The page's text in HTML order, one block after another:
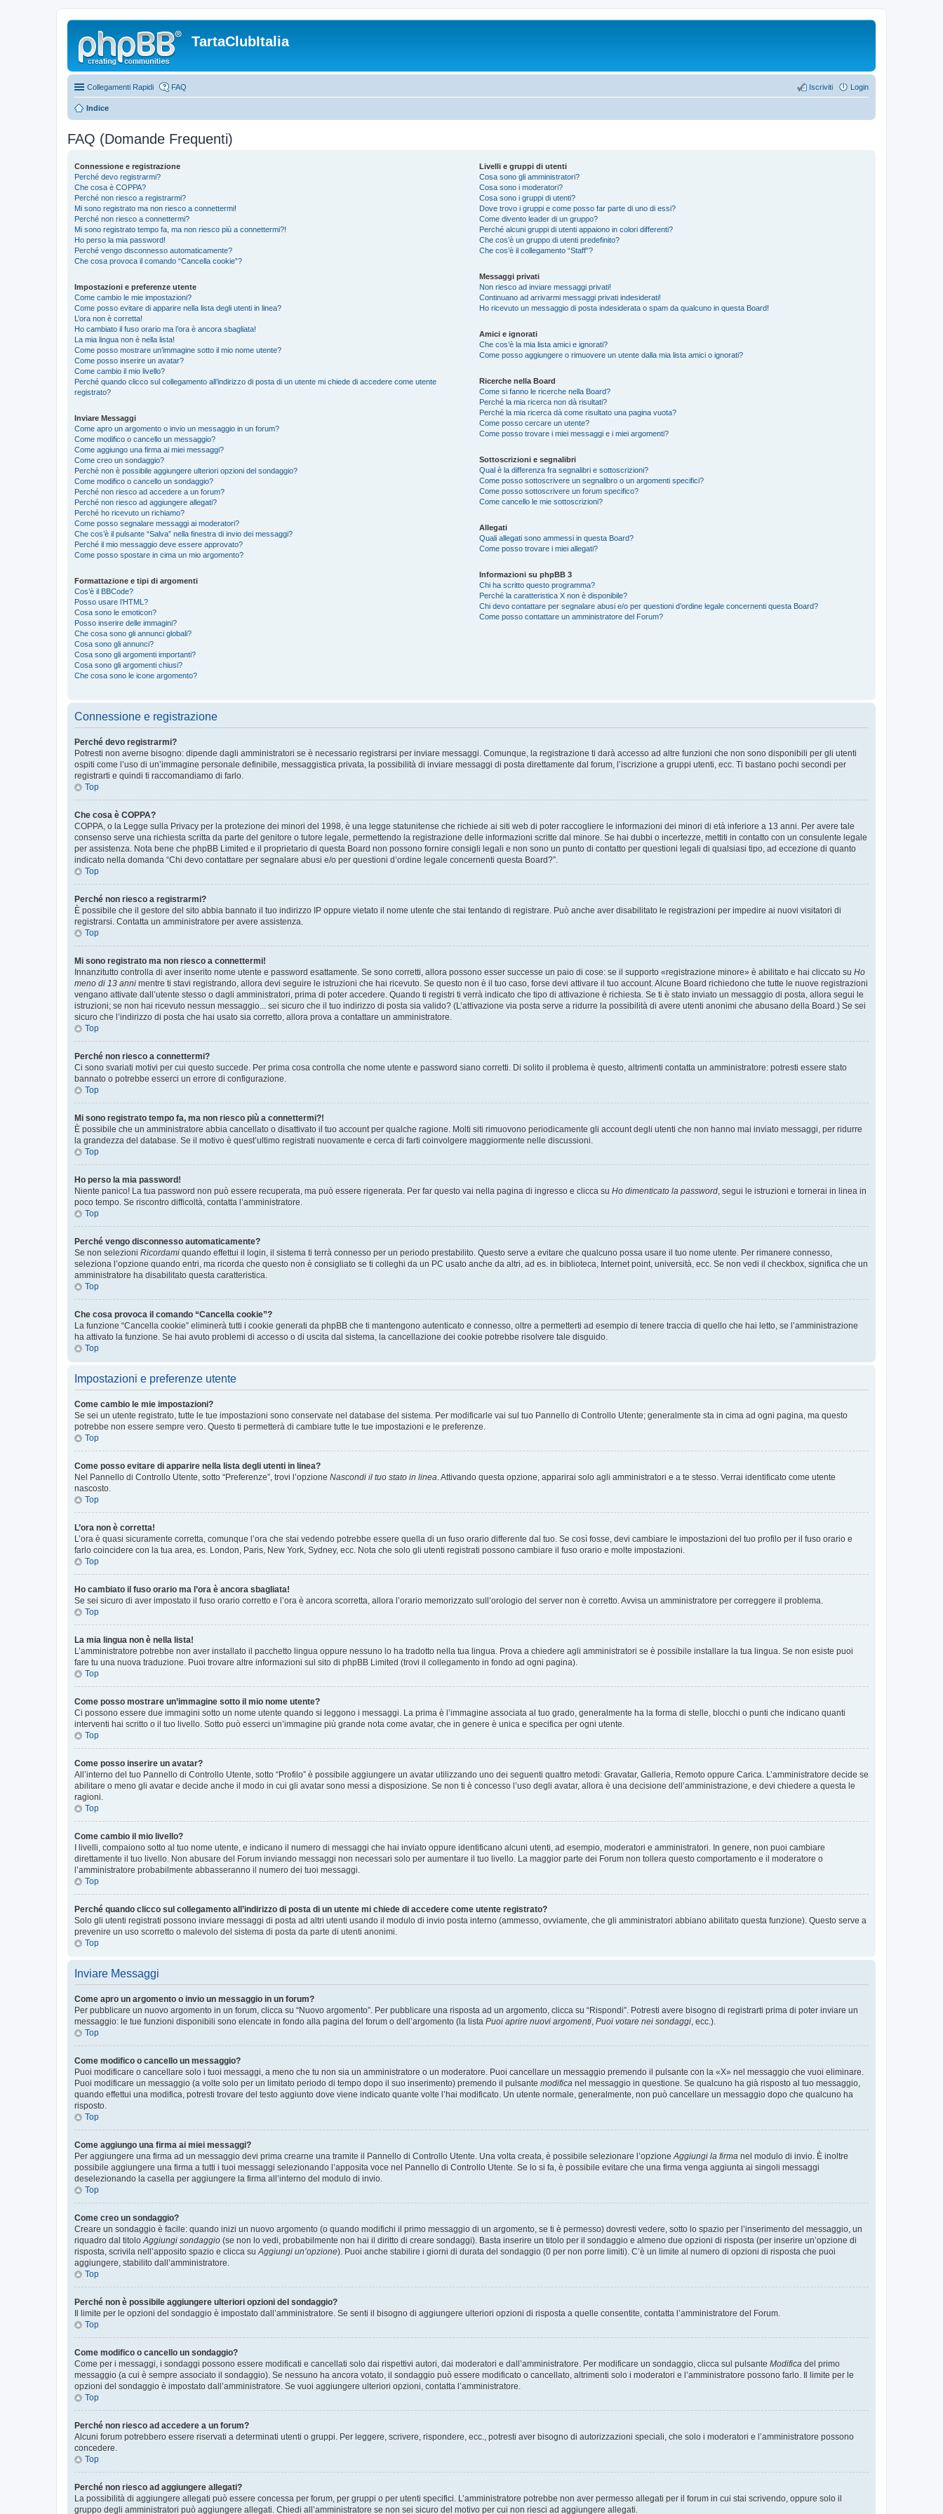
TartaClubItalia
Collegamenti Rapidi FAQ Login
Iscriviti
Indice
FAQ (Domande Frequenti)
Connessione e registrazione
Perché devo registrarmi?
Che cosa è COPPA?
Perché non riesco a registrarmi?
Mi sono registrato ma non riesco a connettermi!
Perché non riesco a connettermi?
Mi sono registrato tempo fa, ma non riesco più a connettermi?!
Ho perso la mia password!
Perché vengo disconnesso automaticamente?
Che cosa provoca il comando “Cancella cookie”?
Impostazioni e preferenze utente
Come cambio le mie impostazioni?
Come posso evitare di apparire nella lista degli utenti in linea?
L’ora non è corretta!
Ho cambiato il fuso orario ma l’ora è ancora sbagliata!
La mia lingua non è nella lista!
Come posso mostrare un’immagine sotto il mio nome utente?
Come posso inserire un avatar?
Come cambio il mio livello?
Perché quando clicco sul collegamento all’indirizzo di posta di un utente mi chiede di accedere come utente
registrato?
Inviare Messaggi
Come apro un argomento o invio un messaggio in un forum?
Come modifico o cancello un messaggio?
Come aggiungo una firma ai miei messaggi?
Come creo un sondaggio?
Perché non è possibile aggiungere ulteriori opzioni del sondaggio?
Come modifico o cancello un sondaggio?
Perché non riesco ad accedere a un forum?
Perché non riesco ad aggiungere allegati?
Perché ho ricevuto un richiamo?
Come posso segnalare messaggi ai moderatori?
Che cos’è il pulsante “Salva” nella finestra di invio dei messaggi?
Perché il mio messaggio deve essere approvato?
Come posso spostare in cima un mio argomento?
Formattazione e tipi di argomenti
Cos’è il BBCode?
Posso usare l’HTML?
Cosa sono le emoticon?
Posso inserire delle immagini?
Che cosa sono gli annunci globali?
Cosa sono gli annunci?
Cosa sono gli argomenti importanti?
Cosa sono gli argomenti chiusi?
Che cosa sono le icone argomento?
Livelli e gruppi di utenti
Cosa sono gli amministratori?
Cosa sono i moderatori?
Cosa sono i gruppi di utenti?
Dove trovo i gruppi e come posso far parte di uno di essi?
Come divento leader di un gruppo?
Perché alcuni gruppi di utenti appaiono in colori differenti?
Che cos’è un gruppo di utenti predefinito?
Che cos’è il collegamento “Staff”?
Messaggi privati
Non riesco ad inviare messaggi privati!
Continuano ad arrivarmi messaggi privati indesiderati!
Ho ricevuto un messaggio di posta indesiderata o spam da qualcuno in questa Board!
Amici e ignorati
Che cos’è la mia lista amici e ignorati?
Come posso aggiungere o rimuovere un utente dalla mia lista amici o ignorati?
Ricerche nella Board
Come si fanno le ricerche nella Board?
Perché la mia ricerca non dà risultati?
Perché la mia ricerca dà come risultato una pagina vuota?
Come posso cercare un utente?
Come posso trovare i miei messaggi e i miei argomenti?
Sottoscrizioni e segnalibri
Qual è la differenza fra segnalibri e sottoscrizioni?
Come posso sottoscrivere un segnalibro o un argomenti specifici?
Come posso sottoscrivere un forum specifico?
Come cancello le mie sottoscrizioni?
Allegati
Quali allegati sono ammessi in questa Board?
Come posso trovare i miei allegati?
Informazioni su phpBB 3
Chi ha scritto questo programma?
Perché la caratteristica X non è disponibile?
Chi devo contattare per segnalare abusi e/o per questioni d’ordine legale concernenti questa Board?
Come posso contattare un amministratore del Forum?
Connessione e registrazione
Perché devo registrarmi?
Potresti non averne bisogno: dipende dagli amministratori se è necessario registrarsi per inviare messaggi. Comunque, la registrazione ti darà accesso ad altre funzioni che non sono disponibili per gli utenti
ospiti come l’uso di un’immagine personale definibile, messaggistica privata, la possibilità di inviare messaggi di posta direttamente dal forum, l’iscrizione a gruppi utenti, ecc. Ti bastano pochi secondi per
registrarti e quindi ti raccomandiamo di farlo.
Top
Che cosa è COPPA?
COPPA, o la Legge sulla Privacy per la protezione dei minori del 1998, è una legge statunitense che richiede ai siti web di poter raccogliere le informazioni dei minori di età inferiore a 13 anni. Per avere tale
consenso serve una richiesta scritta da parte del genitore o tutore legale, permettendo la registrazione delle informazioni scritte dal minore. Se hai dubbi o incertezze, mettiti in contatto con un consulente legale
per assistenza. Nota bene che phpBB Limited e il proprietario di questa Board non possono fornire consigli legali e non sono un punto di contatto per questioni legali di qualsiasi tipo, ad eccezione di quanto
indicato nella domanda “Chi devo contattare per segnalare abusi e/o per questioni d’ordine legale concernenti questa Board?”.
Top
Perché non riesco a registrarmi?
È possibile che il gestore del sito abbia bannato il tuo indirizzo IP oppure vietato il nome utente che stai tentando di registrare. Può anche aver disabilitato le registrazioni per impedire ai nuovi visitatori di
registrarsi. Contatta un amministratore per avere assistenza.
Top
Mi sono registrato ma non riesco a connettermi!
Innanzitutto controlla di aver inserito nome utente e password esattamente. Se sono corretti, allora possono esser successe un paio di cose: se il supporto «registrazione minore» è abilitato e hai cliccato su Ho
meno di 13 anni mentre ti stavi registrando, allora devi seguire le istruzioni che hai ricevuto. Se questo non è il tuo caso, forse devi attivare il tuo account. Alcune Board richiedono che tutte le nuove registrazioni
vengano attivate dall’utente stesso o dagli amministratori, prima di poter accedere. Quando ti registri ti verrà indicato che tipo di attivazione è richiesta. Se ti è stato inviato un messaggio di posta, allora segui le
istruzioni; se non hai ricevuto nessun messaggio... sei sicuro che il tuo indirizzo di posta sia valido? (L’attivazione via posta serve a ridurre la possibilità di avere utenti anonimi che abusano della Board.) Se sei
sicuro che l’indirizzo di posta che hai usato sia corretto, allora prova a contattare un amministratore.
Top
Perché non riesco a connettermi?
Ci sono svariati motivi per cui questo succede. Per prima cosa controlla che nome utente e password siano corretti. Di solito il problema è questo, altrimenti contatta un amministratore: potresti essere stato
bannato o potrebbe esserci un errore di configurazione.
Top
Mi sono registrato tempo fa, ma non riesco più a connettermi?!
È possibile che un amministratore abbia cancellato o disattivato il tuo account per qualche ragione. Molti siti rimuovono periodicamente gli account degli utenti che non hanno mai inviato messaggi, per ridurre
la grandezza del database. Se il motivo è quest’ultimo registrati nuovamente e cerca di farti coinvolgere maggiormente nelle discussioni.
Top
Ho perso la mia password!
Niente panico! La tua password non può essere recuperata, ma può essere rigenerata. Per far questo vai nella pagina di ingresso e clicca su Ho dimenticato la password, segui le istruzioni e tornerai in linea in
poco tempo. Se riscontro difficoltà, contatta l’amministratore.
Top
Perché vengo disconnesso automaticamente?
Se non selezioni Ricordami quando effettui il login, il sistema ti terrà connesso per un periodo prestabilito. Questo serve a evitare che qualcuno possa usare il tuo nome utente. Per rimanere connesso,
seleziona l’opzione quando entri, ma ricorda che questo non è consigliato se ti colleghi da un PC usato anche da altri, ad es. in biblioteca, Internet point, università, ecc. Se non vedi il checkbox, significa che un
amministratore ha disabilitato questa caratteristica.
Top
Che cosa provoca il comando “Cancella cookie”?
La funzione “Cancella cookie” eliminerà tutti i cookie generati da phpBB che ti mantengono autenticato e connesso, oltre a permetterti ad esempio di tenere traccia di quello che hai letto, se l’amministrazione
ha attivato la funzione. Se hai avuto problemi di accesso o di uscita dal sistema, la cancellazione dei cookie potrebbe risolvere tale disguido.
Top
Impostazioni e preferenze utente
Come cambio le mie impostazioni?
Se sei un utente registrato, tutte le tue impostazioni sono conservate nel database del sistema. Per modificarle vai sul tuo Pannello di Controllo Utente; generalmente sta in cima ad ogni pagina, ma questo
potrebbe non essere sempre vero. Questo ti permetterà di cambiare tutte le tue impostazioni e le preferenze.
Top
Come posso evitare di apparire nella lista degli utenti in linea?
Nel Pannello di Controllo Utente, sotto “Preferenze”, trovi l’opzione Nascondi il tuo stato in linea. Attivando questa opzione, apparirai solo agli amministratori e a te stesso. Verrai identificato come utente
nascosto.
Top
L’ora non è corretta!
L’ora è quasi sicuramente corretta, comunque l’ora che stai vedendo potrebbe essere quella di un fuso orario differente dal tuo. Se così fosse, devi cambiare le impostazioni del tuo profilo per il fuso orario e
farlo coincidere con la tua area, es. London, Paris, New York, Sydney, ecc. Nota che solo gli utenti registrati possono cambiare il fuso orario e molte impostazioni.
Top
Ho cambiato il fuso orario ma l’ora è ancora sbagliata!
Se sei sicuro di aver impostato il fuso orario corretto e l’ora è ancora scorretta, allora l’orario memorizzato sull’orologio del server non è corretto. Avvisa un amministratore per correggere il problema.
Top
La mia lingua non è nella lista!
L’amministratore potrebbe non aver installato il pacchetto lingua oppure nessuno lo ha tradotto nella tua lingua. Prova a chiedere agli amministratori se è possibile installare la tua lingua. Se non esiste puoi
fare tu una nuova traduzione. Puoi trovare altre informazioni sul sito di phpBB Limited (trovi il collegamento in fondo ad ogni pagina).
Top
Come posso mostrare un’immagine sotto il mio nome utente?
Ci possono essere due immagini sotto un nome utente quando si leggono i messaggi. La prima è l’immagine associata al tuo grado, generalmente ha la forma di stelle, blocchi o punti che indicano quanti
interventi hai scritto o il tuo livello. Sotto può esserci un’immagine più grande nota come avatar, che in genere è unica e specifica per ogni utente.
Top
Come posso inserire un avatar?
All’interno del tuo Pannello di Controllo Utente, sotto “Profilo” è possibile aggiungere un avatar utilizzando uno dei seguenti quattro metodi: Gravatar, Galleria, Remoto oppure Carica. L’amministratore decide se
abilitare o meno gli avatar e decide anche il modo in cui gli avatar sono messi a disposizione. Se non ti è concesso l’uso degli avatar, allora è una decisione dell’amministrazione, e devi chiedere a questa le
ragioni.
Top
Come cambio il mio livello?
I livelli, compaiono sotto al tuo nome utente, e indicano il numero di messaggi che hai inviato oppure identificano alcuni utenti, ad esempio, moderatori e amministratori. In genere, non puoi cambiare
direttamente il tuo livello. Non abusare del Forum inviando messaggi non necessari solo per aumentare il tuo livello. La maggior parte dei Forum non tollera questo comportamento e il moderatore o
l’amministratore probabilmente abbasseranno il numero dei tuoi messaggi.
Top
Perché quando clicco sul collegamento all’indirizzo di posta di un utente mi chiede di accedere come utente registrato?
Solo gli utenti registrati possono inviare messaggi di posta ad altri utenti usando il modulo di invio posta interno (ammesso, ovviamente, che gli amministratori abbiano abilitato questa funzione). Questo serve a
prevenire un uso scorretto o malevolo del sistema di posta da parte di utenti anonimi.
Top
Inviare Messaggi
Come apro un argomento o invio un messaggio in un forum?
Per pubblicare un nuovo argomento in un forum, clicca su “Nuovo argomento”. Per pubblicare una risposta ad un argomento, clicca su “Rispondi”. Potresti avere bisogno di registrarti prima di poter inviare un
messaggio: le tue funzioni disponibili sono elencate in fondo alla pagina del forum o dell’argomento (la lista Puoi aprire nuovi argomenti, Puoi votare nei sondaggi, ecc.).
Top
Come modifico o cancello un messaggio?
Puoi modificare o cancellare solo i tuoi messaggi, a meno che tu non sia un amministratore o un moderatore. Puoi cancellare un messaggio premendo il pulsante con la «X» nel messaggio che vuoi eliminare.
Puoi modificare un messaggio (a volte solo per un limitato periodo di tempo dopo il suo inserimento) premendo il pulsante modifica nel messaggio in questione. Se qualcuno ha già risposto al tuo messaggio,
quando effettui una modifica, potresti trovare del testo aggiunto dove viene indicato quante volte l’hai modificato. Un utente normale, generalmente, non può cancellare un messaggio dopo che qualcuno ha
risposto.
Top
Come aggiungo una firma ai miei messaggi?
Per aggiungere una firma ad un messaggio devi prima crearne una tramite il Pannello di Controllo Utente. Una volta creata, è possibile selezionare l’opzioneAggiungi la firma nel modulo di invio. È inoltre
possibile aggiungere una firma a tutti i tuoi messaggi selezionando l’apposita voce nel Pannello di Controllo Utente. Se lo si fa, è possibile evitare che una firma venga aggiunta ai singoli messaggi
deselezionando la casella per aggiungere la firma all’interno del modulo di invio.
Top
Come creo un sondaggio?
Creare un sondaggio è facile: quando inizi un nuovo argomento (o quando modifichi il primo messaggio di un argomento, se ti è permesso) dovresti vedere, sotto lo spazio per l’inserimento del messaggio, un
riquadro dal titoloAggiungi sondaggio (se non lo vedi, probabilmente non hai il diritto di creare sondaggi). Basta inserire un titolo per il sondaggio e almeno due opzioni di risposta (per inserire un’opzione di
risposta, scrivila nell’apposito spazio e clicca suAggiungi un’opzione). Puoi anche stabilire i giorni di durata del sondaggio (0 per non porre limiti). C’è un limite al numero di opzioni di risposta che puoi
aggiungere, stabilito dall’amministratore.
Top
Perché non è possibile aggiungere ulteriori opzioni del sondaggio?
Il limite per le opzioni del sondaggio è impostato dall’amministratore. Se senti il bisogno di aggiungere ulteriori opzioni di risposta a quelle consentite, contatta l’amministratore del Forum.
Top
Come modifico o cancello un sondaggio?
Come per i messaggi, i sondaggi possono essere modificati e cancellati solo dai rispettivi autori, dai moderatori e dall’amministratore. Per modificare un sondaggio, clicca sul pulsante Modifica del primo
messaggio (a cui è sempre associato il sondaggio). Se nessuno ha ancora votato, il sondaggio può essere modificato o cancellato, altrimenti solo i moderatori e l’amministratore possono farlo. Il limite per le
opzioni del sondaggio è impostato dall’amministratore. Se vuoi aggiungere ulteriori opzioni, contatta l’amministratore.
Top
Perché non riesco ad accedere a un forum?
Alcuni forum potrebbero essere riservati a determinati utenti o gruppi. Per leggere, scrivere, rispondere, ecc., potresti aver bisogno di autorizzazioni speciali, che solo i moderatori e l’amministratore possono
concedere.
Top
Perché non riesco ad aggiungere allegati?
La possibilità di aggiungere allegati può essere concessa per forum, per gruppi o per utenti specifici. L’amministratore potrebbe non aver permesso allegati per il forum in cui stai scrivendo, oppure solo il
gruppo degli amministratori può aggiungere allegati. Chiedi all’amministratore se non sei sicuro del motivo per cui non riesci ad aggiungere allegati.